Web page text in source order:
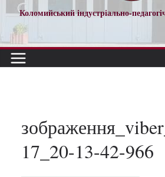
Коломийський індустріально-
17_20-13-42-966